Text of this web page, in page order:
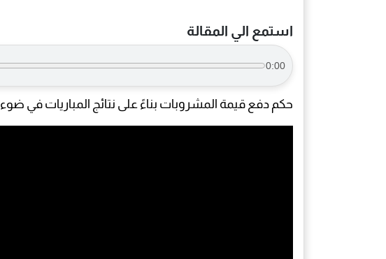
استمع الي المقالة
0:00
حكم دفع قيمة المشروبات بناءً على نتائج المباريات في ضوء